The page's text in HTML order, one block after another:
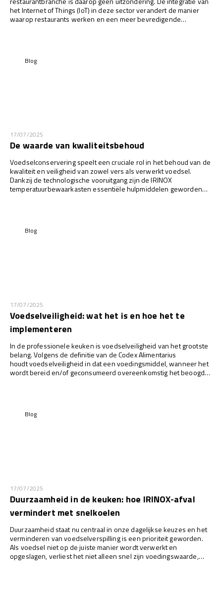
het Internet of Things (IoT) in deze sector verandert de manier
waarop restaurants werken en een meer bevredigende
Blog
17/07/2025
De waarde van kwaliteitsbehoud
Voedselconservering speelt een cruciale rol in het behoud van de
kwaliteit en veiligheid van zowel vers als verwerkt voedsel.
Dankzij de technologische vooruitgang zijn de IRINOX
temperatuurbewaarkasten essentiële hulpmiddelen geworden
Blog
17/07/2025
Voedselveiligheid: wat het is en hoe het te
implementeren
In de professionele keuken is voedselveiligheid van het grootste
belang. Volgens de definitie van de Codex Alimentarius
houdt voedselveiligheid in dat een voedingsmiddel, wanneer het
wordt bereid en/of geconsumeerd overeenkomstig het beoogde
Blog
17/07/2025
Duurzaamheid in de keuken: hoe IRINOX-afval
vermindert met snelkoelen
Duurzaamheid staat nu centraal in onze dagelijkse keuzes en het
verminderen van voedselverspilling is een prioriteit geworden.
Als voedsel niet op de juiste manier wordt verwerkt en
opgeslagen, verliest het niet alleen snel zijn voedingswaarde,